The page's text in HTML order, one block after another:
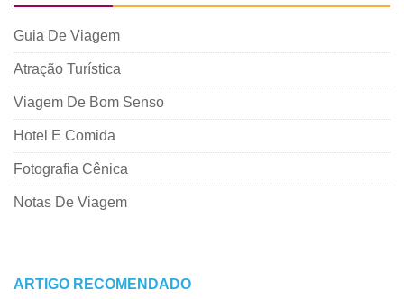
Guia De Viagem
Atração Turística
Viagem De Bom Senso
Hotel E Comida
Fotografia Cênica
Notas De Viagem
ARTIGO RECOMENDADO